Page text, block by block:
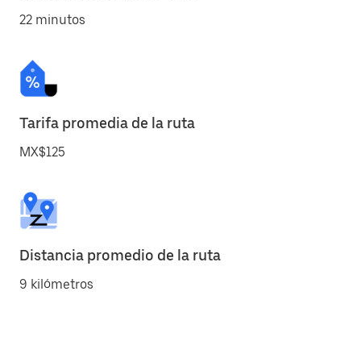
22 minutos
Tarifa promedia de la ruta
MX$125
Distancia promedio de la ruta
9 kilómetros